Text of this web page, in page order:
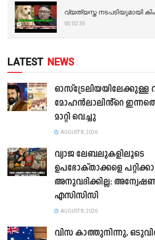
വ്യത്യസ്ത നടപടിയുമായി
00:02:35
LATEST NEWS
ഓസ്‌ട്രേലിയയിലേക്കുള്ള
മോഹൻലാലിൻ്റെ
മാറ്റി വെച്ചു
AUGUST 8, 2026
വ്യാജ ലേബലുകളിലൂടെ
ഉപഭോക്താക്കളെ
അനുവദിക്കില്ല: അന്വേഷണം
എസിസിസി
AUGUST 8, 2026
വിസ കാത്തുനിന്നു,